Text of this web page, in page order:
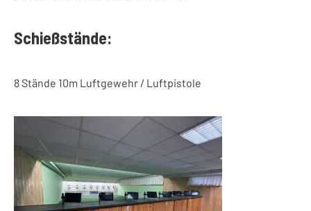
Schießstände:
8 Stände 10m Luftgewehr / Luftpistole